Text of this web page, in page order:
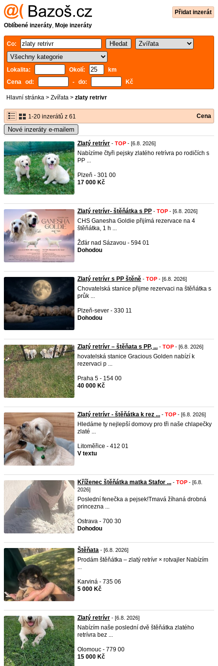
Přidat inzerát
Oblíbené inzeráty, Moje inzeráty
Co:
Lokalita: Okolí:
km
Cena od:
- do: Kč
Hlavní stránka > Zvířata > zlaty retrivr
1-20 inzerátů z 61 Cena
Nové inzeráty e-mailem
Zlatý retrívr - TOP - [6.8. 2026]
Nabízíme čtyři pejsky zlatého retrívra po rodičích s
PP ...
Plzeň - 301 00
17 000 Kč
Zlatý retrívr- štěňátka s PP - TOP - [6.8. 2026]
CHS Ganesha Goldie přijímá rezervace na 4
štěňátka, 1 h ...
Žďár nad Sázavou - 594 01
Dohodou
Zlatý retrívr s PP štěně - TOP - [6.8. 2026]
Chovatelská stanice přijme rezervaci na štěňátka s
průk ...
Plzeň-sever - 330 11
Dohodou
Zlatý retrívr – štěňata s PP, ... - TOP - [6.8. 2026]
hovatelská stanice Gracious Golden nabízí k
rezervaci p ...
Praha 5 - 154 00
40 000 Kč
Zlatý retrívr - štěňátka k rez ... - TOP - [6.8. 2026]
Hledáme ty nejlepší domovy pro tři naše chlapečky
zlaté ...
Litoměřice - 412 01
V textu
Kříženec štěňátka matka Stafor ... - TOP - [6.8.
2026]
Poslední fenečka a pejsek!Tmavá žíhaná drobná
princezna ...
Ostrava - 700 30
Dohodou
Štěňata - [6.8. 2026]
Prodám štěňátka – zlatý retrívr × rotvajler Nabízím
...
Karviná - 735 06
5 000 Kč
Zlatý retrívr - [6.8. 2026]
Nabízím naše poslední dvě štěňátka zlatého
retrívra bez ...
Olomouc - 779 00
15 000 Kč